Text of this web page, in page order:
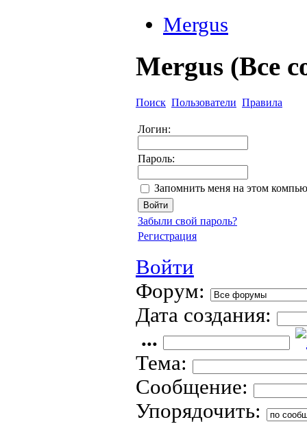
Mergus
Mergus (Все
Поиск Пользователи Правила
Логин:
Пароль:
Запомнить меня на этом
Забыли свой пароль?
Регистрация
Войти
Форум:
Дата создания:
...
Тема:
Сообщение:
Упорядочить: